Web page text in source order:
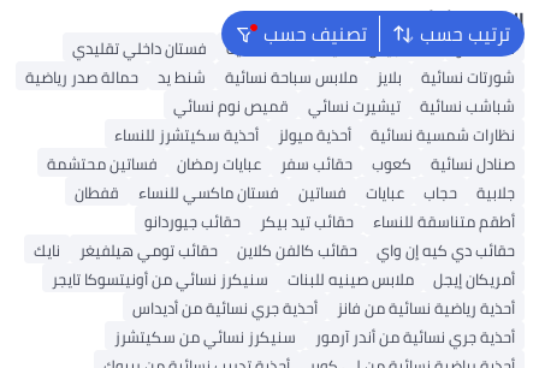
ترتيب حسب تصنيف حسب البحث الشائع
شنط ألدو شنط جيس نسائية شنط نسائية
فستان داخلي تقليدي
شورتات نسائية
بلايز ملابس سباحة نسائية شنط يد
حمالة صدر رياضية
شباشب نسائية
تيشيرت نسائي
قميص نوم نسائي
نظارات شمسية نسائية
أحذية ميولز
أحذية سكيتشرز للنساء
صنادل نسائية
كعوب حقائب سفر عبايات رمضان
فساتين محتشمة
جلابية
حجاب عبايات فساتين فستان ماكسي للنساء
قفطان
أطقم متناسقة للنساء
حقائب تيد بيكر
حقائب جيوردانو
حقائب دي كيه إن واي
حقائب كالفن كلاين حقائب تومي هيلفيغر
نايك
أمريكان إيجل
ملابس صينيه للبنات
سنيكرز نسائي من أونيتسوكا تايجر
أحذية رياضية نسائية من فانز
أحذية جري نسائية من أديداس
أحذية جري نسائية من أندر آرمور
سنيكرز نسائي من سكيتشرز